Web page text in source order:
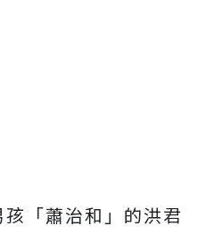
「蕭治和」的洪君